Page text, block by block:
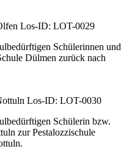
Los-ID: LOT-0029
Schülerinnen und
Dülmen zurück nach
Los-ID: LOT-0030
Schülerin bzw.
zur Pestalozzischule